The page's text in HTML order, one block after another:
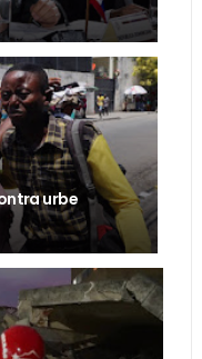
urbe